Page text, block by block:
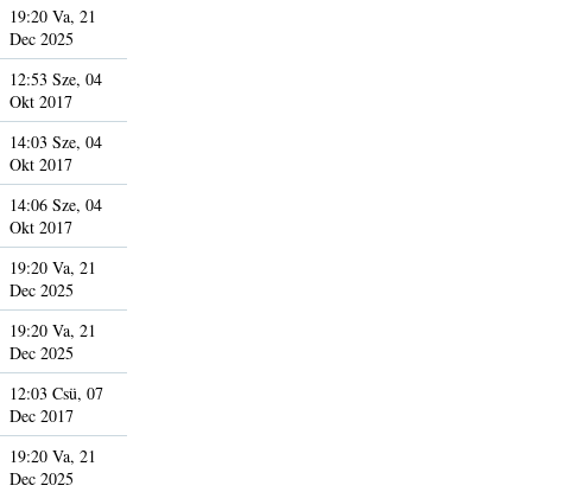
19:20 Va, 21
Dec 2025
12:53 Sze, 04
Okt 2017
14:03 Sze, 04
Okt 2017
14:06 Sze, 04
Okt 2017
19:20 Va, 21
Dec 2025
19:20 Va, 21
Dec 2025
12:03 Csü, 07
Dec 2017
19:20 Va, 21
Dec 2025